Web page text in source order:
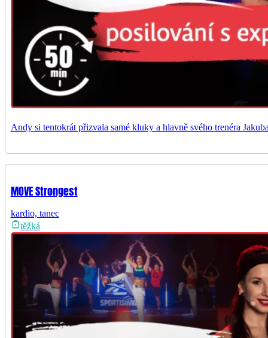
Andy si tentokrát přizvala samé kluky a hlavně svého trenéra
MOVE Strongest
kardio, tanec
těžká